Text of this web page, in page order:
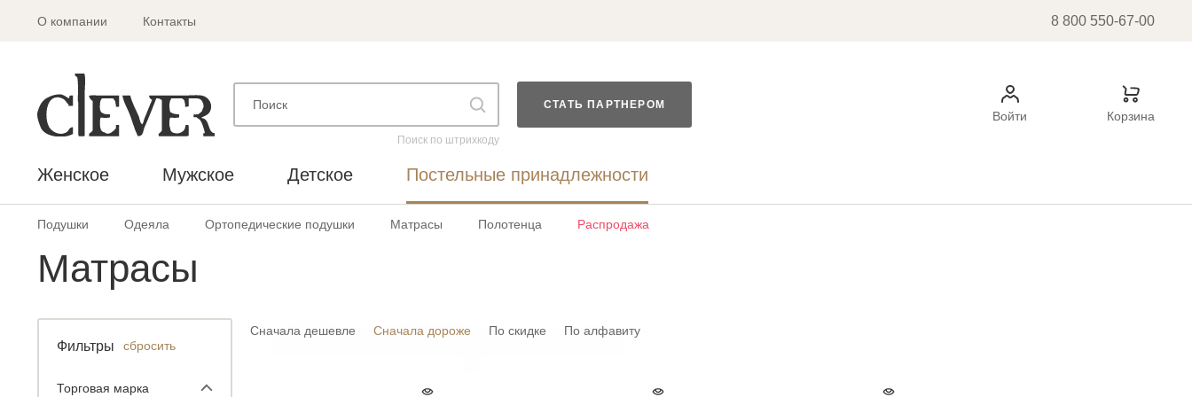
О компании Контакты 8 800 550-67-00
Поиск по штрихкоду
СТАТЬ ПАРТНЕРОМ
Войти Корзина
Женское Мужское Детское Постельные принадлежности
Подушки Одеяла Ортопедические подушки Матрасы Полотенца Распродажа
Матрасы
Фильтры сбросить
Торговая марка
Сначала дешевле Сначала дороже По скидке По алфавиту